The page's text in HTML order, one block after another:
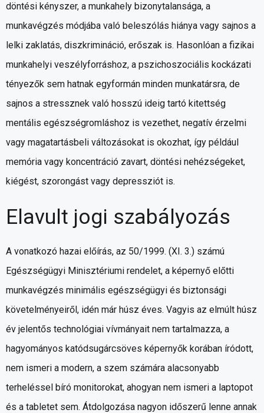
döntési kényszer, a munkahely bizonytalansága, a
munkavégzés módjába való beleszólás hiánya vagy sajnos a
lelki zaklatás, diszkrimináció, erőszak is. Hasonlóan a fizikai
munkahelyi veszélyforráshoz, a pszichoszociális kockázati
tényezők sem hatnak egyformán minden munkatársra, de
sajnos a stressznek való hosszú ideig tartó kitettség
mentális egészségromláshoz is vezethet, negatív érzelmi
vagy magatartásbeli változásokat is okozhat, így például
memória vagy koncentráció zavart, döntési nehézségeket,
kiégést, szorongást vagy depressziót is.
Elavult jogi szabályozás
A vonatkozó hazai előírás, az 50/1999. (XI. 3.) számú
Egészségügyi Minisztériumi rendelet, a képernyő előtti
munkavégzés minimális egészségügyi és biztonsági
követelményeiről, idén már húsz éves. Vagyis az elmúlt húsz
év jelentős technológiai vívmányait nem tartalmazza, a
hagyományos katódsugárcsöves képernyők korában íródott,
nem ismeri a modern, a szem számára alacsonyabb
terheléssel bíró monitorokat, ahogyan nem ismeri a laptopot
és a tabletet sem. Átdolgozása nagyon időszerű lenne annak